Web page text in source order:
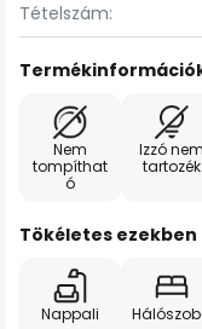
Tételszám:
Nem
tompíthat
ó
Izzó nem
tartozék
Tökéletes ezekben
Nappali